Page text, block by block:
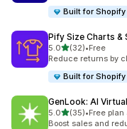
Built for Shopify
Pify Size Charts &
5.0별 5개 중
(32)
총 리뷰 32개
•Free
Reduce returns by
Built for Shopify
GenLook: AI
5.0별 5개 중
(35)
총 리뷰 35개
•Free
Boost sales and